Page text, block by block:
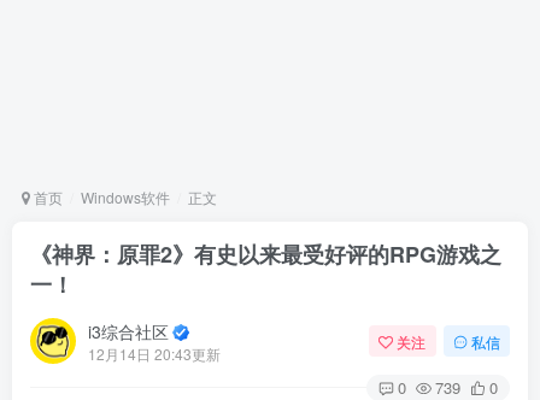
首页 Windows软件 正文
《神界：原罪2》有史以来最受好评的RPG游戏之
一！
i3综合社区
12月14日 20:43更新
关注 私信
0 739 0